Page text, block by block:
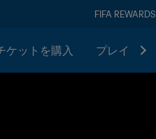
FIFA REWARDS
ケットを購入 プレイ